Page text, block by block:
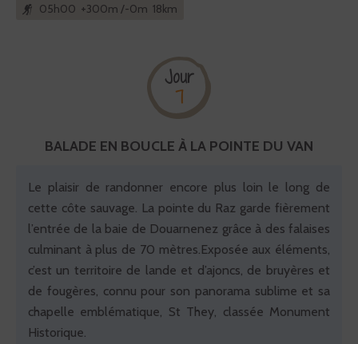
05h00 +300m /-0m 18km
Jour
7
BALADE EN BOUCLE À LA POINTE DU VAN
Le plaisir de randonner encore plus loin le long de
cette côte sauvage. La pointe du Raz garde fièrement
l’entrée de la baie de Douarnenez grâce à des falaises
culminant à plus de 70 mètres.Exposée aux éléments,
c’est un territoire de lande et d’ajoncs, de bruyères et
de fougères, connu pour son panorama sublime et sa
chapelle emblématique, St They, classée Monument
Historique.